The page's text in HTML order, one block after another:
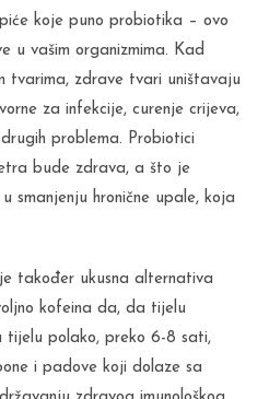
koje puno probiotika – ovo
u vašim organizmima. Kad
tvarima, zdrave tvari uništavaju
za infekcije, curenje crijeva,
problema. Probiotici
bude zdrava, a što je
smanjenju hronične upale, koja
također ukusna alternativa
kofeina da, da tijelu
tijelu polako, preko 6-8 sati,
i padove koji dolaze sa